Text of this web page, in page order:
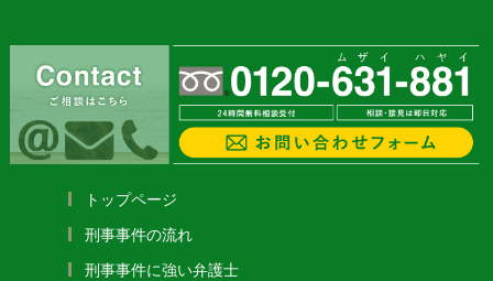
トップページ
刑事事件の流れ
刑事事件に強い弁護士